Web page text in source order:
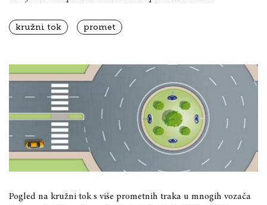
kružni tok promet
Pogled na kružni tok s više prometnih traka u mnogih vozača